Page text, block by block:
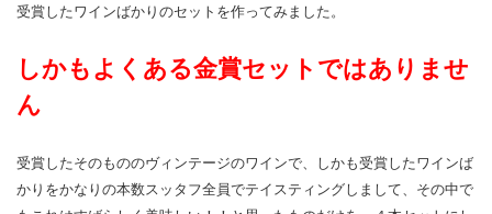
受賞したワインばかりのセットを作ってみました。
しかもよくある金賞セットではありませ
ん
受賞したそのもののヴィンテージのワインで、しかも受賞したワインば
かりをかなりの本数スッタフ全員でテイスティングしまして、その中で